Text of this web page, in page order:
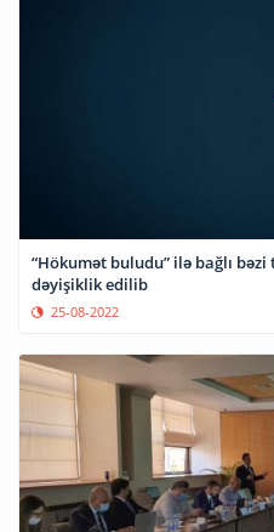
“Hökumət buludu” ilə bağlı
dəyişiklik edilib
25-08-2022